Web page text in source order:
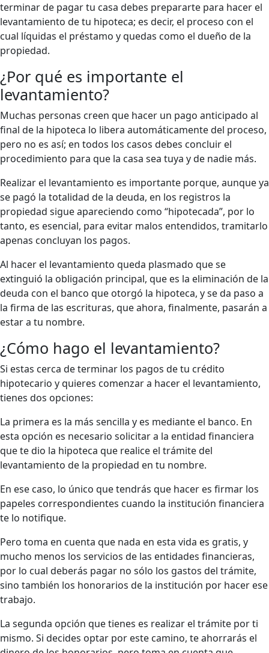
terminar de pagar tu casa debes prepararte para hacer el
levantamiento de tu hipoteca; es decir, el proceso con el
cual líquidas el préstamo y quedas como el dueño de la
propiedad.
¿Por qué es importante el
levantamiento?
Muchas personas creen que hacer un pago anticipado al
final de la hipoteca lo libera automáticamente del proceso,
pero no es así; en todos los casos debes concluir el
procedimiento para que la casa sea tuya y de nadie más.
Realizar el levantamiento es importante porque, aunque ya
se pagó la totalidad de la deuda, en los registros la
propiedad sigue apareciendo como “hipotecada”, por lo
tanto, es esencial, para evitar malos entendidos, tramitarlo
apenas concluyan los pagos.
Al hacer el levantamiento queda plasmado que se
extinguió la obligación principal, que es la eliminación de la
deuda con el banco que otorgó la hipoteca, y se da paso a
la firma de las escrituras, que ahora, finalmente, pasarán a
estar a tu nombre.
¿Cómo hago el levantamiento?
Si estas cerca de terminar los pagos de tu crédito
hipotecario y quieres comenzar a hacer el levantamiento,
tienes dos opciones:
La primera es la más sencilla y es mediante el banco. En
esta opción es necesario solicitar a la entidad financiera
que te dio la hipoteca que realice el trámite del
levantamiento de la propiedad en tu nombre.
En ese caso, lo único que tendrás que hacer es firmar los
papeles correspondientes cuando la institución financiera
te lo notifique.
Pero toma en cuenta que nada en esta vida es gratis, y
mucho menos los servicios de las entidades financieras,
por lo cual deberás pagar no sólo los gastos del trámite,
sino también los honorarios de la institución por hacer ese
trabajo.
La segunda opción que tienes es realizar el trámite por ti
mismo. Si decides optar por este camino, te ahorrarás el